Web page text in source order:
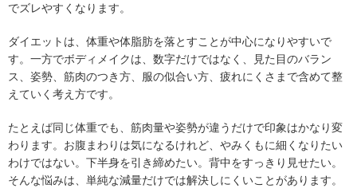
でズレやすくなります。
ダイエットは、体重や体脂肪を落とすことが中心になりやすいで
す。一方でボディメイクは、数字だけではなく、見た目のバラン
ス、姿勢、筋肉のつき方、服の似合い方、疲れにくさまで含めて整
えていく考え方です。
たとえば同じ体重でも、筋肉量や姿勢が違うだけで印象はかなり変
わります。お腹まわりは気になるけれど、やみくもに細くなりたい
わけではない。下半身を引き締めたい。背中をすっきり見せたい。
そんな悩みは、単純な減量だけでは解決しにくいことがあります。